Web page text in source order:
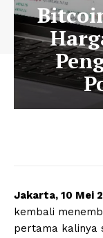
Jakarta, 10 Mei
kembali
pertama kalinya